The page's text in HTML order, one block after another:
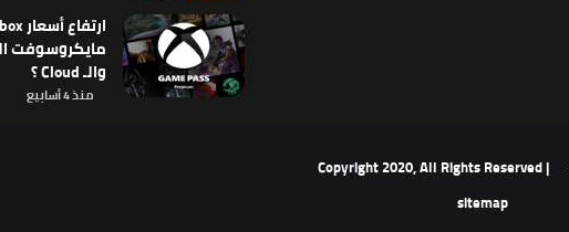
والـ Cloud ؟
منذ 4 أسابيع
sitemap